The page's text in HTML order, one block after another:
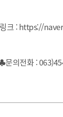
크 :https://
문의전화 :